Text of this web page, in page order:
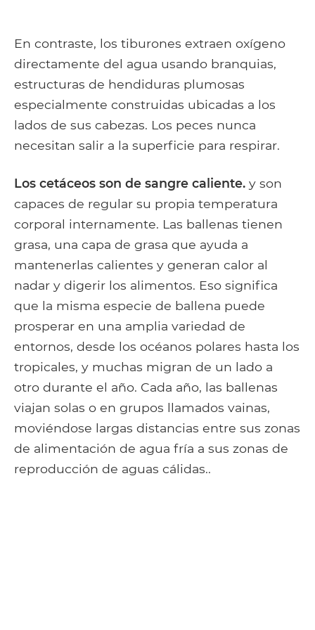
En contraste, los tiburones extraen oxígeno
directamente del agua usando branquias,
estructuras de hendiduras plumosas
especialmente construidas ubicadas a los
lados de sus cabezas. Los peces nunca
necesitan salir a la superficie para respirar.
Los cetáceos son de sangre caliente. y son
capaces de regular su propia temperatura
corporal internamente. Las ballenas tienen
grasa, una capa de grasa que ayuda a
mantenerlas calientes y generan calor al
nadar y digerir los alimentos. Eso significa
que la misma especie de ballena puede
prosperar en una amplia variedad de
entornos, desde los océanos polares hasta los
tropicales, y muchas migran de un lado a
otro durante el año. Cada año, las ballenas
viajan solas o en grupos llamados vainas,
moviéndose largas distancias entre sus zonas
de alimentación de agua fría a sus zonas de
reproducción de aguas cálidas..